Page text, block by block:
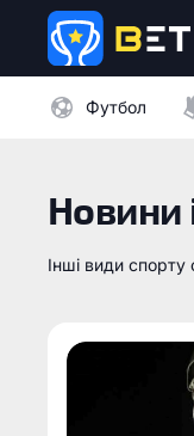
Футбол
Новини
Інші види спорту